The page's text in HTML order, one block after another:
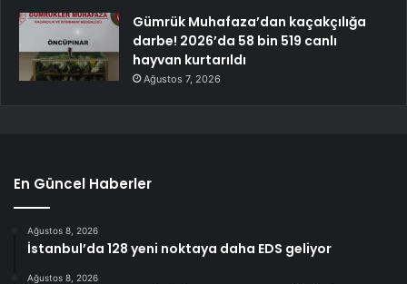
Gümrük Muhafaza’dan kaçakçılığa
darbe! 2026’da 58 bin 519 canlı
hayvan kurtarıldı
Ağustos 7, 2026
En Güncel Haberler
Ağustos 8, 2026
İstanbul’da 128 yeni noktaya daha EDS geliyor
Ağustos 8, 2026